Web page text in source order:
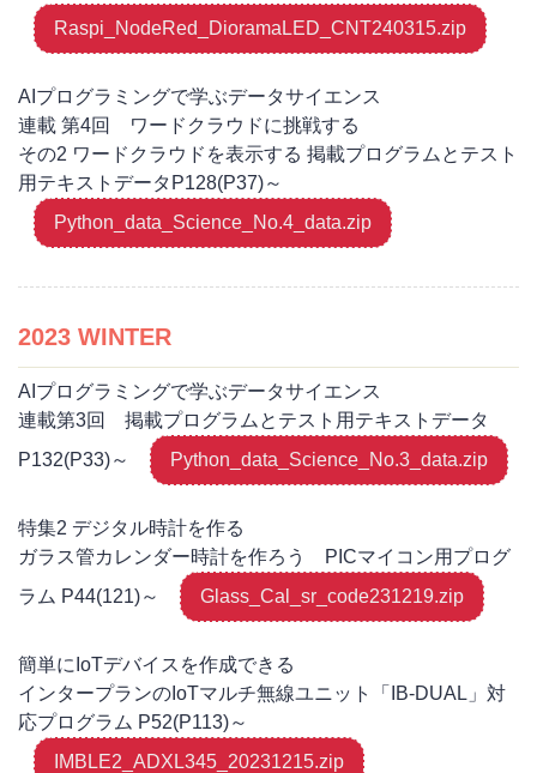
Raspi_NodeRed_DioramaLED_CNT240315.zip
AIプログラミングで学ぶデータサイエンス
連載 第4回 ワードクラウドに挑戦する
その2 ワードクラウドを表示する 掲載プログラムとテスト
用テキストデータP128(P37)～
Python_data_Science_No.4_data.zip
2023 WINTER
AIプログラミングで学ぶデータサイエンス
連載第3回 掲載プログラムとテスト用テキストデータ
P132(P33)～
Python_data_Science_No.3_data.zip
特集2 デジタル時計を作る
ガラス管カレンダー時計を作ろう PICマイコン用プログ
ラム P44(121)～
Glass_Cal_sr_code231219.zip
簡単にIoTデバイスを作成できる
インタープランのIoTマルチ無線ユニット「IB-DUAL」対
応プログラム P52(P113)～
IMBLE2_ADXL345_20231215.zip